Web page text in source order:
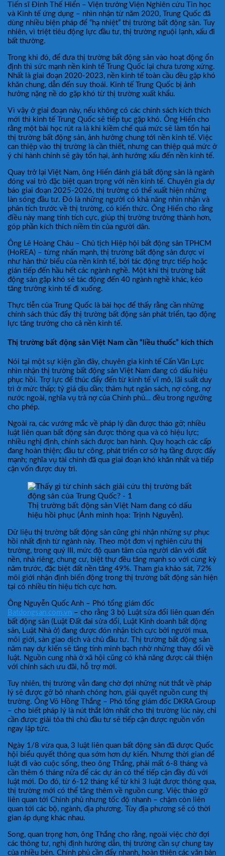
Tiến sĩ Đinh Thế Hiển – Viện trưởng Viện Nghiên cứu Tin học
và Kinh tế ứng dụng – nhìn nhận từ năm 2020, Trung Quốc đã
dùng nhiều biện pháp để “hạ nhiệt” thị trường bất động sản. Tuy
nhiên, vì triệt tiêu động lực đầu tư, thị trường nguội lạnh, xấu đi
bất thường.
Trong khi đó, để đưa thị trường bất động sản vào hoạt động ổn
định thì sức mạnh nền kinh tế Trung Quốc lại chưa tương xứng.
Nhất là giai đoạn 2020-2023, nền kinh tế toàn cầu đều gặp khó
khăn chung, dẫn đến suy thoái. Kinh tế Trung Quốc bị ảnh
hưởng nặng nề do gặp khó từ thị trường xuất khẩu.
Vì vậy ở giai đoạn này, nếu không có các chính sách kích thích
mới thì kinh tế Trung Quốc sẽ tiếp tục gặp khó. Ông Hiển cho
rằng một bài học rút ra là khi kiềm chế quá mức sẽ làm tổn hại
thị trường bất động sản, ảnh hưởng chung tới nền kinh tế. Việc
can thiệp vào thị trường là cần thiết, nhưng can thiệp quá mức ở
ý chí hành chính sẽ gây tổn hại, ảnh hưởng xấu đến nền kinh tế.
Quay trở lại Việt Nam, ông Hiển đánh giá bất động sản là ngành
đóng vai trò đặc biệt quan trọng với nền kinh tế. Chuyên gia dự
báo giai đoạn 2025-2026, thị trường có thể xuất hiện những
làn sóng đầu tư. Đó là những người có khả năng nhìn nhận và
phân tích trước về thị trường, có kiến thức. Ông Hiển cho rằng
điều này mang tính tích cực, giúp thị trường trưởng thành hơn,
góp phần kích thích niềm tin của người dân.
Ông Lê Hoàng Châu – Chủ tịch Hiệp hội bất động sản TPHCM
(HoREA) – từng nhấn mạnh, thị trường bất động sản được ví
như hàn thử biểu của nền kinh tế, bởi tác động trực tiếp hoặc
gián tiếp đến hầu hết các ngành nghề. Một khi thị trường bất
động sản gặp khó sẽ tác động đến 40 ngành nghề khác, kéo
tăng trưởng kinh tế đi xuống.
Thực tiễn của Trung Quốc là bài học để thấy rằng cần những
chính sách thúc đẩy thị trường bất động sản phát triển, tạo động
lực tăng trưởng cho cả nền kinh tế.
Thị trường bất động sản Việt Nam cần “liều thuốc” kích thích
Nói tại một sự kiện gần đây, chuyên gia kinh tế Cấn Văn Lực
nhìn nhận thị trường bất động sản Việt Nam đang có dấu hiệu
phục hồi. Trợ lực để thúc đẩy đến từ kinh tế vĩ mô, lãi suất duy
trì ở mức thấp; tỷ giá dịu dần; thâm hụt ngân sách, nợ công, nợ
nước ngoài, nghĩa vụ trả nợ của Chính phủ… đều trong ngưỡng
cho phép.
Ngoài ra, các vướng mắc về pháp lý dần được tháo gỡ; nhiều
luật liên quan bất động sản được thông qua và có hiệu lực;
nhiều nghị định, chính sách được ban hành. Quy hoạch các cấp
đang hoàn thiện; đầu tư công, phát triển cơ sở hạ tầng được đẩy
mạnh; nghĩa vụ tài chính đã qua giai đoạn khó khăn nhất và tiếp
cận vốn được duy trì.
Thị trường bất động sản Việt Nam đang có dấu
hiệu hồi phục (Ảnh minh họa: Trịnh Nguyễn).
Dữ liệu thị trường bất động sản cũng ghi nhận những sự phục
hồi nhất định từ ngành này. Theo một đơn vị nghiên cứu thị
trường, trong quý III, mức độ quan tâm của người dân với đất
nền, nhà riêng, chung cư, biệt thự đều tăng mạnh so với cùng kỳ
năm trước, đặc biệt đất nền tăng 49%. Tham gia khảo sát, 72%
môi giới nhận định biến động trong thị trường bất động sản hiện
tại có nhiều tín hiệu tích cực hơn.
Ông Nguyễn Quốc Anh – Phó tổng giám đốc
Batdongsan.com.vn – cho rằng 3 bộ Luật sửa đổi liên quan đến
bất động sản (Luật Đất đai sửa đổi, Luật Kinh doanh bất động
sản, Luật Nhà ở) đang được đón nhận tích cực bởi người mua,
môi giới, sàn giao dịch và chủ đầu tư. Thị trường bất động sản
năm nay dự kiến sẽ tăng tính minh bạch nhờ những thay đổi về
luật. Nguồn cung nhà ở xã hội cũng có khả năng được cải thiện
với chính sách ưu đãi, hỗ trợ mới.
Tuy nhiên, thị trường vẫn đang chờ đợi những nút thắt về pháp
lý sẽ được gỡ bỏ nhanh chóng hơn, giải quyết nguồn cung thị
trường. Ông Võ Hồng Thắng – Phó tổng giám đốc DKRA Group
– cho biết pháp lý là nút thắt lớn nhất cho thị trường lúc này, chỉ
cần được giải tỏa thì chủ đầu tư sẽ tiếp cận được nguồn vốn
ngay lập tức.
Ngày 1/8 vừa qua, 3 luật liên quan bất động sản đã được Quốc
hội biểu quyết thông qua sớm hơn dự kiến. Nhưng thời gian để
luật đi vào cuộc sống, theo ông Thắng, phải mất 6-8 tháng và
cần thêm 6 tháng nữa để các dự án có thể tiếp cận đầy đủ với
luật mới. Do đó, từ 6-12 tháng kể từ khi 3 luật được thông qua,
thị trường mới có thể tăng thêm về nguồn cung. Việc tháo gỡ
liên quan tới Chính phủ nhưng tốc độ nhanh – chậm còn liên
quan tới các bộ, ngành, địa phương. Tùy địa phương sẽ có thời
gian áp dụng khác nhau.
Song, quan trọng hơn, ông Thắng cho rằng, ngoài việc chờ đợi
các thông tư, nghị định hướng dẫn, thị trường cần sự chung tay
của nhiều bên. Chính phủ cần đẩy nhanh, hoàn thiện các văn bản